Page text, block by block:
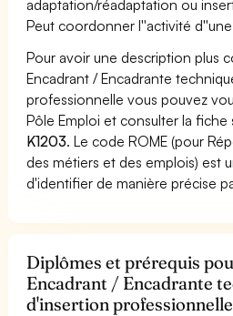
adaptation/réadaptation ou
Peut coordonner l''activité
Pour avoir une description plus
Encadrant / Encadrante
professionnelle vous pouvez
Pôle Emploi et consulter la fiche
K1203. Le code ROME (pour
des métiers et des emplois) est
d'identifier de manière précise
Diplômes et prérequis
Encadrant / Encadrante
d'insertion professionnelle